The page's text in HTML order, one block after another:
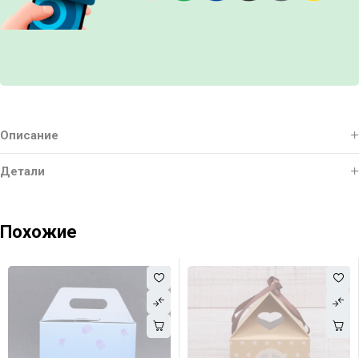
Описание
Детали
Похожие